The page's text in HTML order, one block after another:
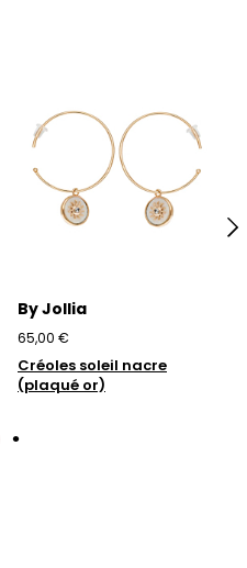
By Jollia
65,00 €
Créoles soleil nacre
(plaqué or)